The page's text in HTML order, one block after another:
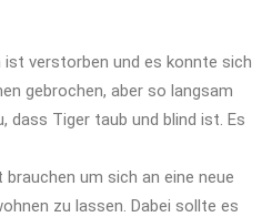
ist verstorben und es konnte sich
gebrochen, aber so langsam
dass Tiger taub und blind ist. Es
um sich an eine neue
zu lassen. Dabei sollte es